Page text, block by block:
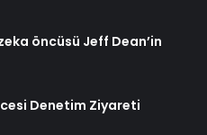
öncüsü Jeff Dean’in
Denetim Ziyareti